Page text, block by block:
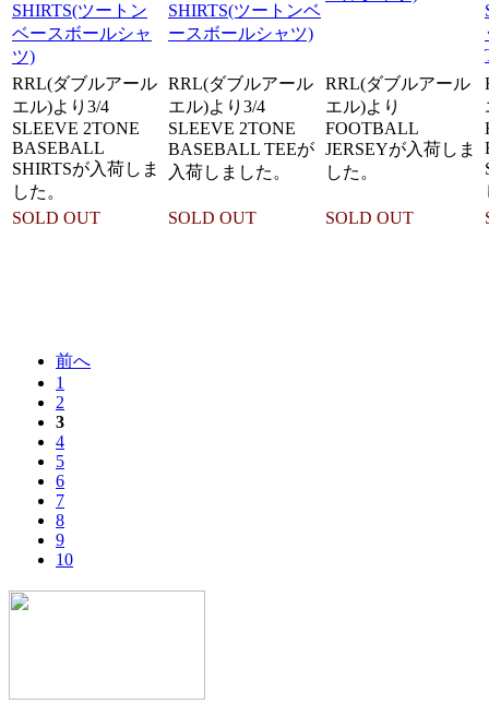
SHIRTS(ツートン
ベースボールシャ
ツ)
SHIRTS(ツートンベ
ースボールシャツ)
RRL(ダブルアール
エル)より3/4
SLEEVE 2TONE
BASEBALL
SHIRTSが入荷しま
した。
RRL(ダブルアール
エル)より3/4
SLEEVE 2TONE
BASEBALL TEEが
入荷しました。
RRL(ダブルアール
エル)より
FOOTBALL
JERSEYが入荷しま
した。
SOLD OUT
SOLD OUT SOLD OUT
前へ
1
2
3
4
5
6
7
8
9
10